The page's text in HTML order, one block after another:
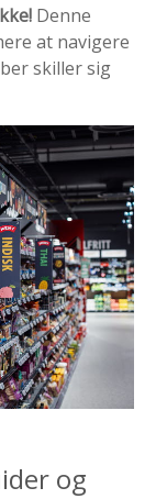
Denne
at navigere
skiller sig
og